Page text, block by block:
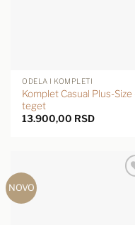
ODELA I KOMPLETI
Komplet Casual Plus-Size
teget
13.900,00 RSD
NOVO